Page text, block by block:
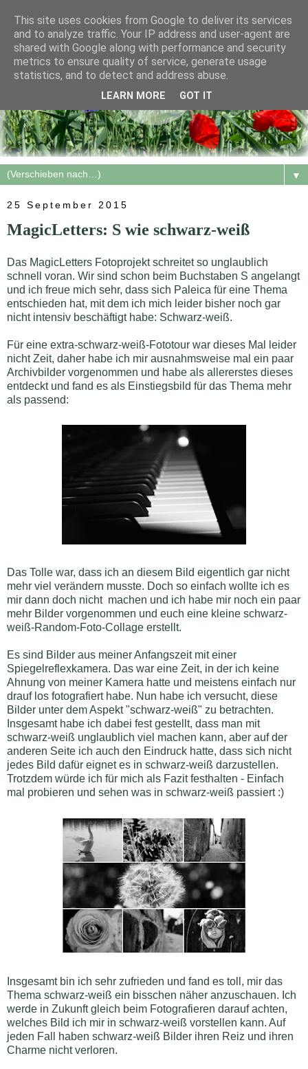
▼
25 September 2015
MagicLetters: S wie schwarz-weiß
Das MagicLetters Fotoprojekt schreitet so unglaublich
schnell voran. Wir sind schon beim Buchstaben S angelangt
und ich freue mich sehr, dass sich Paleica für eine Thema
entschieden hat, mit dem ich mich leider bisher noch gar
nicht intensiv beschäftigt habe: Schwarz-weiß.
Für eine extra-schwarz-weiß-Fototour war dieses Mal leider
nicht Zeit, daher habe ich mir ausnahmsweise mal ein paar
Archivbilder vorgenommen und habe als allererstes dieses
entdeckt und fand es als Einstiegsbild für das Thema mehr
als passend:
Das Tolle war, dass ich an diesem Bild eigentlich gar nicht
mehr viel verändern musste. Doch so einfach wollte ich es
mir dann doch nicht machen und ich habe mir noch ein paar
mehr Bilder vorgenommen und euch eine kleine schwarz-
weiß-Random-Foto-Collage erstellt.
Es sind Bilder aus meiner Anfangszeit mit einer
Spiegelreflexkamera. Das war eine Zeit, in der ich keine
Ahnung von meiner Kamera hatte und meistens einfach nur
drauf los fotografiert habe. Nun habe ich versucht, diese
Bilder unter dem Aspekt "schwarz-weiß" zu betrachten.
Insgesamt habe ich dabei fest gestellt, dass man mit
schwarz-weiß unglaublich viel machen kann, aber auf der
anderen Seite ich auch den Eindruck hatte, dass sich nicht
jedes Bild dafür eignet es in schwarz-weiß darzustellen.
Trotzdem würde ich für mich als Fazit festhalten - Einfach
mal probieren und sehen was in schwarz-weiß passiert :)
Insgesamt bin ich sehr zufrieden und fand es toll, mir das
Thema schwarz-weiß ein bisschen näher anzuschauen. Ich
werde in Zukunft gleich beim Fotografieren darauf achten,
welches Bild ich mir in schwarz-weiß vorstellen kann. Auf
jeden Fall haben schwarz-weiß Bilder ihren Reiz und ihren
Charme nicht verloren.
This site uses cookies from Google to deliver its services
and to analyze traffic. Your IP address and user-agent are
shared with Google along with performance and security
metrics to ensure quality of service, generate usage
statistics, and to detect and address abuse.
LEARN MORE GOT IT